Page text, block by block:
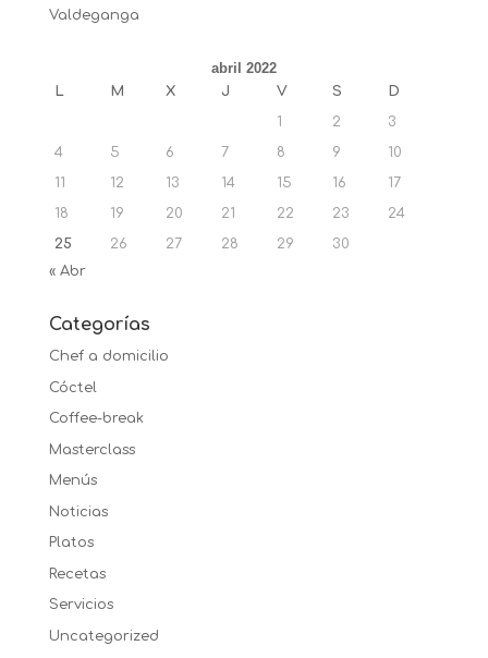
Valdeganga
abril 2022
L M X J V S
D
1
2
3
4
5 6 7 8 9
10
11
12 13 14 15 16
17
18
19 20 21 22 23
24
25
26 27 28 29
30
« Abr
Categorías
Chef a domicilio
Cóctel
Coffee-break
Masterclass
Menús
Noticias
Platos
Recetas
Servicios
Uncategorized